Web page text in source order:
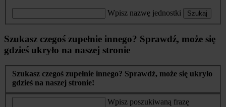
Wpisz nazwę jednostki Szukaj
Szukasz czegoś zupełnie innego? Sprawdź, może się
gdzieś ukryło na naszej stronie
Szukasz czegoś zupełnie innego? Sprawdź, może się ukryło
gdzieś na naszej stronie!
Wpisz poszukiwaną frazę